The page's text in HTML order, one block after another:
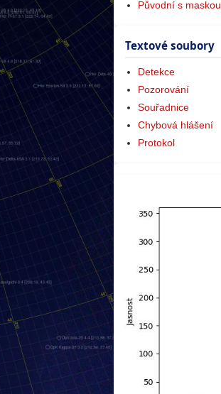
Původní s maskou
Textové soubory
Detekce
Pozorování
Souřadnice
Chybová hlášení
Protokol